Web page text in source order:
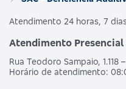
Atendimento 24 horas, 7
Atendimento Presencial
Rua Teodoro Sampaio, 1.118
Horário de atendimento: